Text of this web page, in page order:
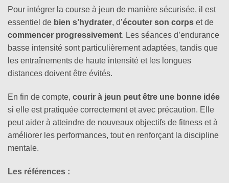
Pour intégrer la course à jeun de manière sécurisée, il est
essentiel de bien s’hydrater, d’écouter son corps et de
commencer progressivement. Les séances d’endurance
basse intensité sont particulièrement adaptées, tandis que
les entraînements de haute intensité et les longues
distances doivent être évités.
En fin de compte, courir à jeun peut être une bonne idée
si elle est pratiquée correctement et avec précaution. Elle
peut aider à atteindre de nouveaux objectifs de fitness et à
améliorer les performances, tout en renforçant la discipline
mentale.
Les références :